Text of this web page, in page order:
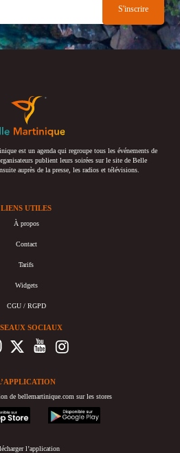
est un agenda qui regroupe tous les événements de
publient leurs soirées sur le site de Belle
auprès de la presse, les radios et télévisions.
LIENS UTILES
À propos
Contact
Tarifs
Widgets
CGU / RGPD
SOCIAUX
de bellemartinique.com sur les stores
googleplay
l’application